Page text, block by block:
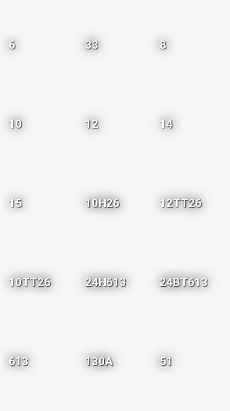
6 33 8
10 12 14
15 10H26 12TT26
10TT26 24H613 24BT613
613 130A 51